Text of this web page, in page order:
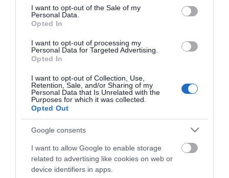
consent section.
I want to opt-out of the Sale of my
Personal Data.
Opted In
I want to opt-out of processing my
Personal Data for Targeted Advertising.
Opted In
I want to opt-out of Collection, Use,
Retention, Sale, and/or Sharing of my
Personal Data that Is Unrelated with the
Purposes for which it was collected.
Opted Out
Google consents
I want to allow Google to enable storage
related to advertising like cookies on web or
device identifiers in apps.
Nowe telewizory Samsunga
będą inteligentne jak nigdy
NATALIA KANIA-KUC
26 KWIETNIA 2024
Inteligentne telewizory mają
Musk tworzy X TV